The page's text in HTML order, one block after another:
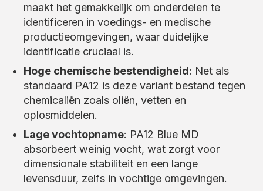
maakt het gemakkelijk om onderdelen te
identificeren in voedings- en medische
productieomgevingen, waar duidelijke
identificatie cruciaal is.
Hoge chemische bestendigheid: Net als
standaard PA12 is deze variant bestand tegen
chemicaliën zoals oliën, vetten en
oplosmiddelen.
Lage vochtopname: PA12 Blue MD
absorbeert weinig vocht, wat zorgt voor
dimensionale stabiliteit en een lange
levensduur, zelfs in vochtige omgevingen.